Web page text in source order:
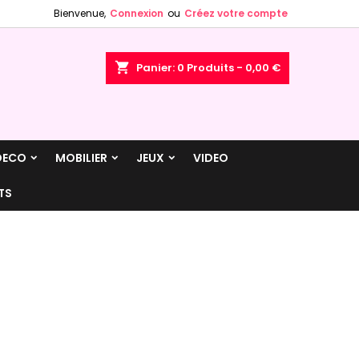
Bienvenue, Connexion ou Créez votre compte
shopping_cart Panier: 0 Produits - 0,00 €
MOBILIER JEUX VIDEO